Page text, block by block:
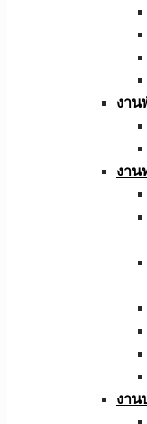
งาน
งาน
งาน